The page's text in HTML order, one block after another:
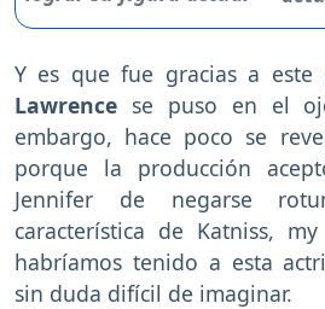
Y es que fue gracias a este
Lawrence se puso en el
embargo, hace poco se
porque la producción
Jennifer de negarse
característica de Katniss,
habríamos tenido a esta
sin duda difícil de imaginar.